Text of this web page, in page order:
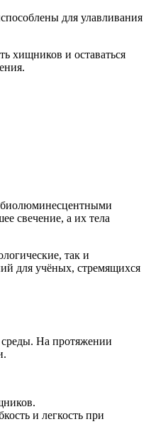
для улавливания
хищников и оставаться
биолюминесцентными
свечение, а их тела
так и
для учёных, стремящихся
На протяжении
и легкость при